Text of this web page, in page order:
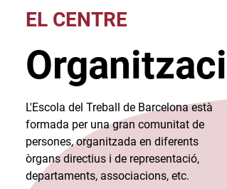
EL CENTRE
L'Escola del Treball de Barcelona està
formada per una gran comunitat de
persones, organitzada en diferents
òrgans directius i de representació,
departaments, associacions, etc.​